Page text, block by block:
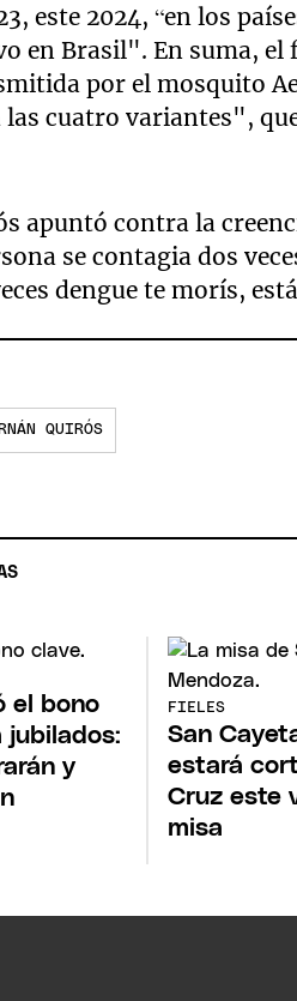
este 2024, “en los
en Brasil". En suma,
por el mosquito
las cuatro variantes",
apuntó contra la
se contagia dos
dengue te morís,
QUIRÓS
el bono
jubilados:
y
FIELES
San
estará
Cruz este
misa